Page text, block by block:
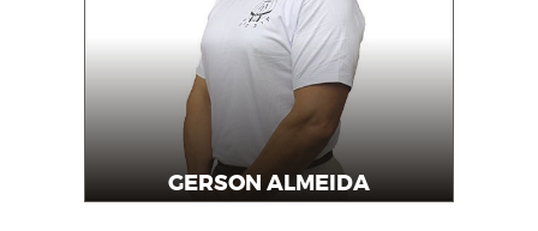
GERSON ALMEIDA
Professor